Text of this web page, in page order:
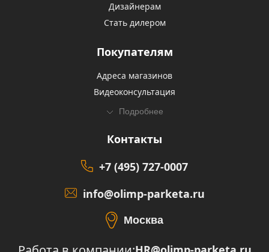
Дизайнерам
Стать дилером
Покупателям
Адреса магазинов
Видеоконсультация
Подробнее
Контакты
+7 (495) 727-0007
info@olimp-parketa.ru
Москва